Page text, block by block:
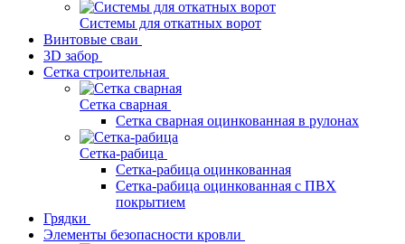
Системы для откатных ворот
Винтовые сваи
3D забор
Сетка строительная
Сетка сварная
Сетка сварная оцинкованная в рулонах
Сетка-рабица
Сетка-рабица оцинкованная
Сетка-рабица оцинкованная с ПВХ
покрытием
Грядки
Элементы безопасности кровли